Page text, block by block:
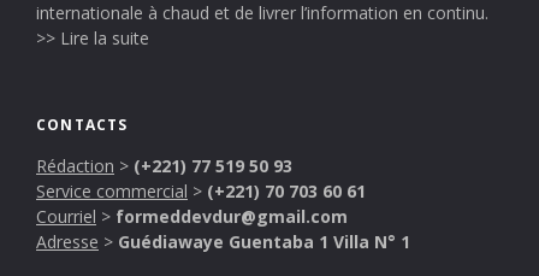
internationale à chaud et de livrer l’information en continu.
>> Lire la suite
CONTACTS
Rédaction > (+221) 77 519 50 93
Service commercial > (+221) 70 703 60 61
Courriel > formeddevdur@gmail.com
Adresse > Guédiawaye Guentaba 1 Villa N° 1